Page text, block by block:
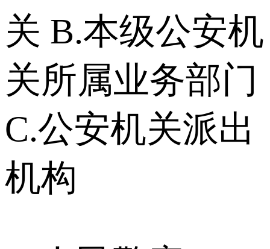
关 B.本级公安机
关所属业务部门
C.公安机关派出
机构